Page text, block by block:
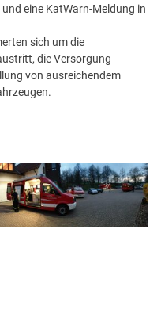
eine KatWarn-Meldung in
sich um die
die Versorgung
von ausreichendem